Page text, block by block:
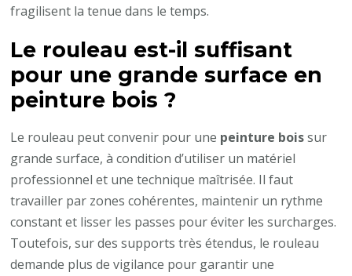
fragilisent la tenue dans le temps.
Le rouleau est-il suffisant
pour une grande surface en
peinture bois ?
Le rouleau peut convenir pour une peinture boissur
grande surface, à condition d’utiliser un matériel
professionnel et une technique maîtrisée. Il faut
travailler par zones cohérentes, maintenir un rythme
constant et lisser les passes pour éviter les surcharges.
Toutefois, sur des supports très étendus, le rouleau
demande plus de vigilance pour garantir une